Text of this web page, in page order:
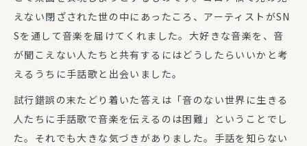
えない閉ざされた世の中にあったころ、アーティストがSN
Sを通して音楽を届けてくれました。大好きな音楽を、音
が聞こえない人たちと共有するにはどうしたらいいかと考
えるうちに手話歌と出会いました。
試行錯誤の末たどり着いた答えは「音のない世界に生きる
人たちに手話歌で音楽を伝えるのは困難」ということでし
た。それでも大きな気づきがありました。手話を知らない